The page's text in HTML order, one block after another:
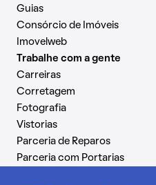
Guias
Consórcio de Imóveis
Imovelweb
Trabalhe com a gente
Carreiras
Corretagem
Fotografia
Vistorias
Parceria de Reparos
Parceria com Portarias